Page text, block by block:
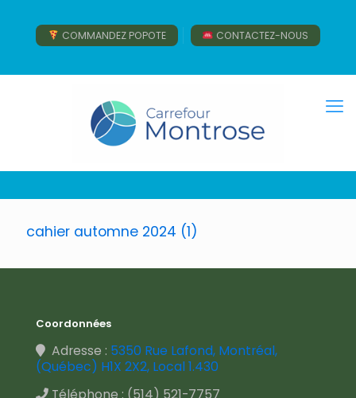
COMMANDEZ POPOTE CONTACTEZ-NOUS
cahier automne 2024 (1)
Coordonnées
Adresse : 5350 Rue Lafond, Montréal,
(Québec) H1X 2X2, Local 1.430